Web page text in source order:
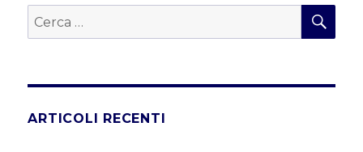
Cerca:
ARTICOLI RECENTI